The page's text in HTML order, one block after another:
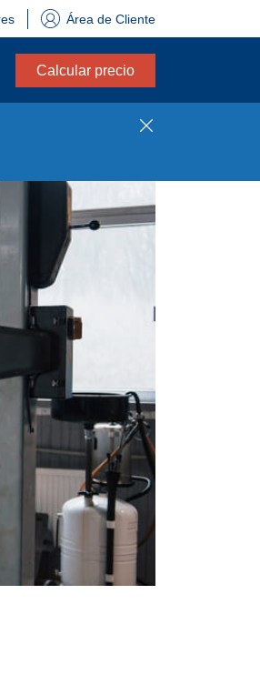
Área de Cliente
Calcular precio